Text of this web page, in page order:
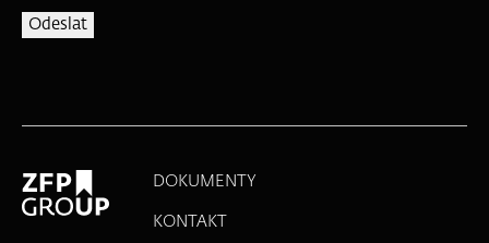
DOKUMENTY
KONTAKT